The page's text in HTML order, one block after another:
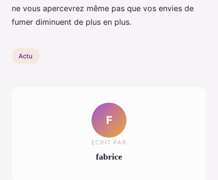
ne vous apercevrez même pas que vos envies de
fumer diminuent de plus en plus.
Actu
F
ECRIT PAR
fabrice